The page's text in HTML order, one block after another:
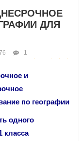
ДЛЯ
1
и
по географии
одного
класса